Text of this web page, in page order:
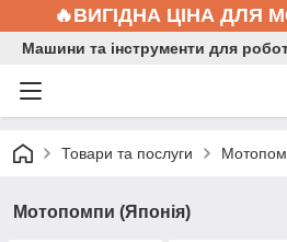
🔥ВИГІДНА ЦІНА ДЛЯ
Машини та інструменти для
Товари та послуги
Мотопомпи (Японія)